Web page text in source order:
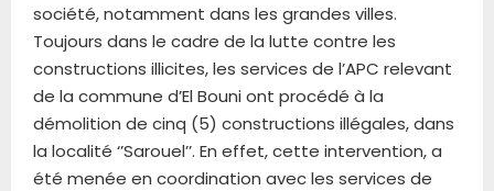
société, notamment dans les grandes villes.
Toujours dans le cadre de la lutte contre les
constructions illicites, les services de l’APC relevant
de la commune d’El Bouni ont procédé à la
démolition de cinq (5) constructions illégales, dans
la localité ‘’Sarouel’’. En effet, cette intervention, a
été menée en coordination avec les services de